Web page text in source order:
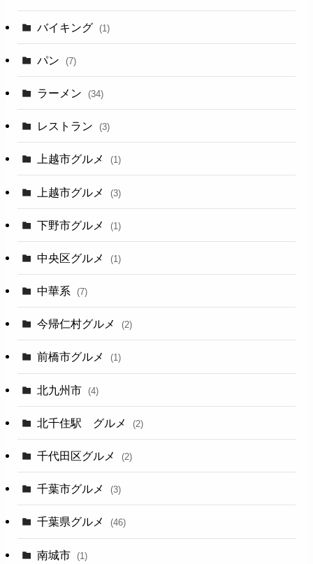
バイキング (1)
パン (7)
ラーメン (34)
レストラン (3)
上越市グルメ (1)
上越市グルメ (3)
下野市グルメ (1)
中央区グルメ (1)
中華系 (7)
今帰仁村グルメ (2)
前橋市グルメ (1)
北九州市 (4)
北千住駅 グルメ (2)
千代田区グルメ (2)
千葉市グルメ (3)
千葉県グルメ (46)
南城市 (1)